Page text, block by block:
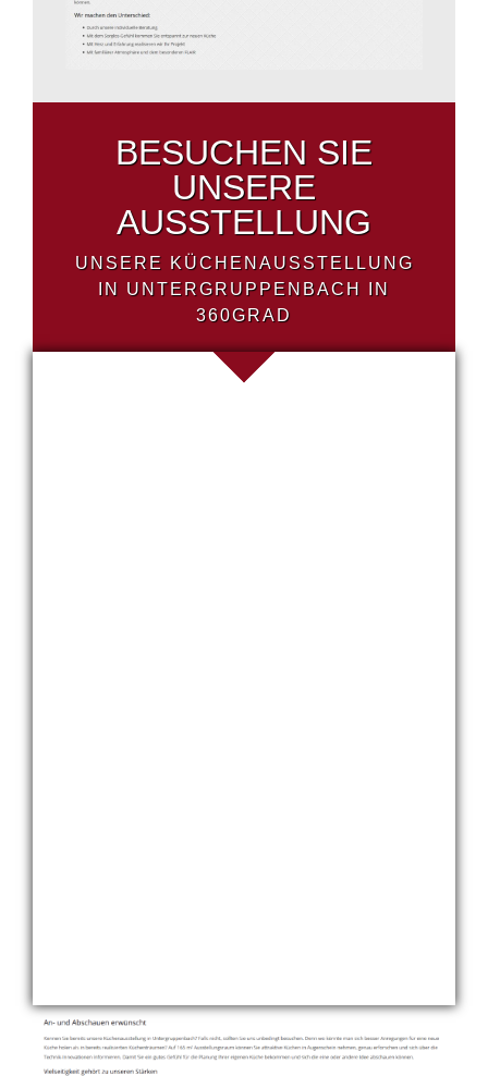
BESUCHEN SIE
UNSERE
AUSSTELLUNG
UNSERE KÜCHENAUSSTELLUNG
IN UNTERGRUPPENBACH IN
360GRAD